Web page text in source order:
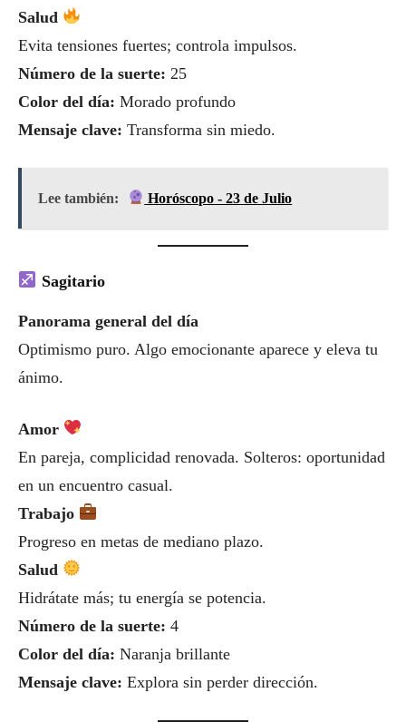
Salud
Evita tensiones fuertes; controla impulsos.
Número de la suerte: 25
Color del día: Morado profundo
Mensaje clave: Transforma sin miedo.
Lee también: Horóscopo - 23 de Julio
Sagitario
Panorama general del día
Optimismo puro. Algo emocionante aparece y eleva tu
ánimo.
Amor
En pareja, complicidad renovada. Solteros: oportunidad
en un encuentro casual.
Trabajo
Progreso en metas de mediano plazo.
Salud
Hidrátate más; tu energía se potencia.
Número de la suerte: 4
Color del día: Naranja brillante
Mensaje clave: Explora sin perder dirección.